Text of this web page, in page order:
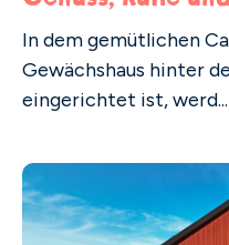
In dem gemütlichen
Gewächshaus hinter
eingerichtet ist, werd...